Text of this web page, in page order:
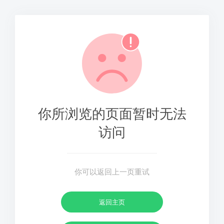
你所浏览的页面暂时无法
访问
你可以返回上一页重试
返回主页